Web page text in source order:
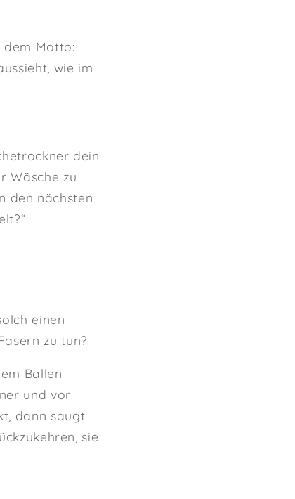
dem Motto:
wie im
dein
Wäsche zu
den nächsten
einen
zu tun?
Ballen
und vor
dann saugt
sie